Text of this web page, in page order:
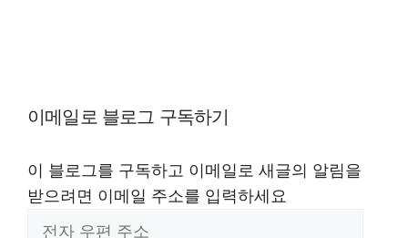
이메일로 블로그 구독하기
이 블로그를 구독하고 이메일로 새글의 알림을
받으려면 이메일 주소를 입력하세요